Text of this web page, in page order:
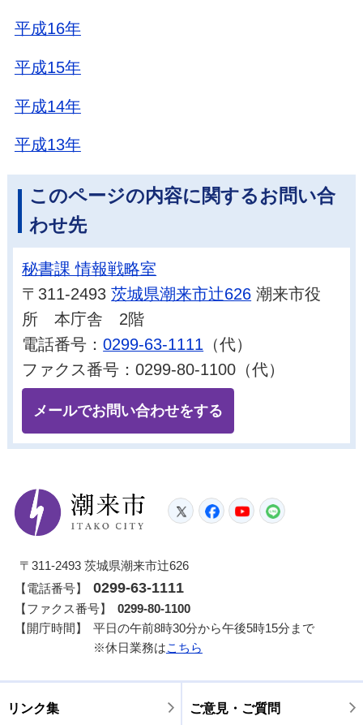
平成16年
平成15年
平成14年
平成13年
このページの内容に関するお問い合
わせ先
秘書課 情報戦略室
〒311-2493茨城県潮来市辻626 潮来市役
所 本庁舎 2階
電話番号：0299-63-1111 （代）
ファクス番号：0299-80-1100（代）
メールでお問い合わせをする
潮来市
TwitterFacebook
YouTube
〒311-2493 茨城県潮来市辻626
【電話番号】
0299-63-1111
【ファクス番号】
0299-80-1100
【開庁時間】
平日の午前8時30分から午後5時15分まで
※休日業務はこちら
リンク集 ご意見・ご質問